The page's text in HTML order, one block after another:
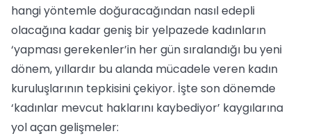
hangi yöntemle doğuracağından nasıl edepli
olacağına kadar geniş bir yelpazede kadınların
‘yapması gerekenler’in her gün sıralandığı bu yeni
dönem, yıllardır bu alanda mücadele veren kadın
kuruluşlarının tepkisini çekiyor. İşte son dönemde
‘kadınlar mevcut haklarını kaybediyor’ kaygılarına
yol açan gelişmeler: